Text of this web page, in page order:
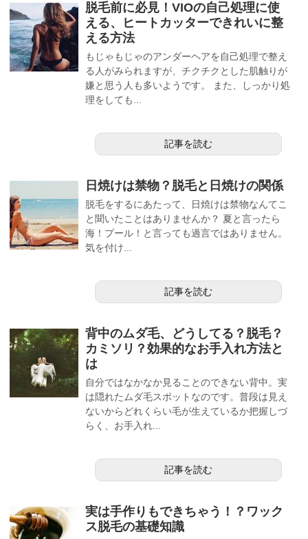
脱毛前に必見！VIOの自己処理に使
える、ヒートカッターできれいに整
える方法
もじゃもじゃのアンダーヘアを自己処理で整え
る人がみられますが、チクチクとした肌触りが
嫌と思う人も多いようです。 また、しっかり処
理をしても...
記事を読む
日焼けは禁物？脱毛と日焼けの関係
脱毛をするにあたって、日焼けは禁物なんてこ
と聞いたことはありませんか？ 夏と言ったら
海！プール！と言っても過言ではありません。
気を付け...
記事を読む
背中のムダ毛、どうしてる？脱毛？
カミソリ？効果的なお手入れ方法と
は
自分ではなかなか見ることのできない背中。実
は隠れたムダ毛スポットなのです。普段は見え
ないからどれくらい毛が生えているか把握しづ
らく、お手入れ...
記事を読む
実は手作りもできちゃう！？ワック
ス脱毛の基礎知識